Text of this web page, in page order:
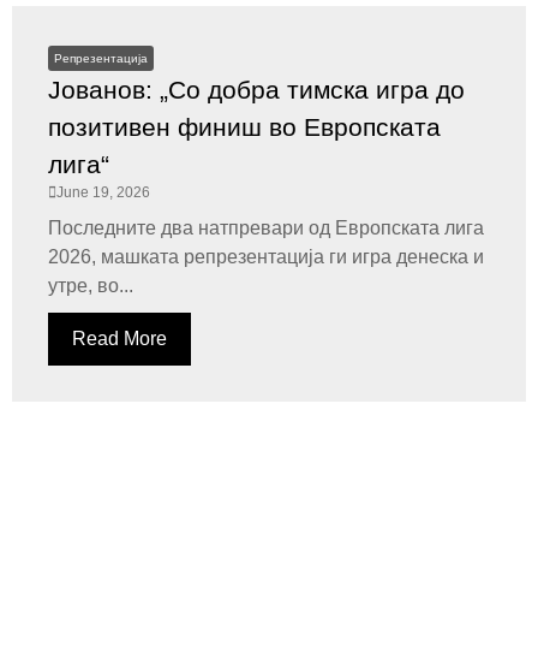
Репрезентација
Јованов: „Со добра тимска игра до
позитивен финиш во Европската
лига“
June 19, 2026
Последните два натпревари од Европската лига
2026, машката репрезентација ги игра денеска и
утре, во...
Read More